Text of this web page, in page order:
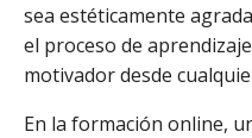
sea estéticamente
el proceso de
motivador desde
En la formación online,